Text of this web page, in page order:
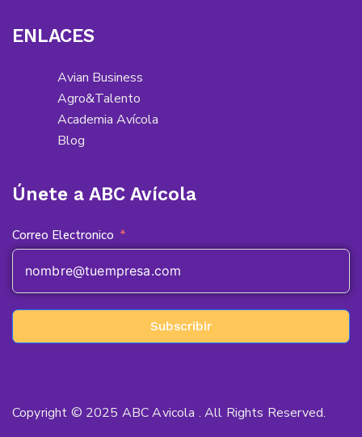
ENLACES
Avian Business
Agro&Talento
Academia Avícola
Blog
Únete a ABC Avícola
Correo Electronico
Subscribir
Copyright © 2025 ABC Avicola . All Rights Reserved.